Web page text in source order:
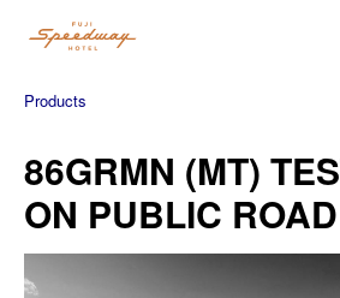
Products
86GRMN (MT)
ON PUBLIC